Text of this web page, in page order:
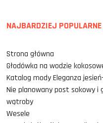
NAJBARDZIEJ
Strona główna
Głodówka na wodzie
Katalog mody Eleganza
Nie planowany post sokowy i
wątroby
Wesele